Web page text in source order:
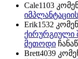
Cale1103
Erik1532
ქირურგიული
მეთოდი
Brett4039